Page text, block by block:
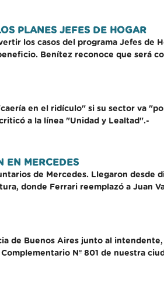
PLANES JEFES DE HOGAR
los casos del programa Jefes de
Benítez reconoce que será
en el ridículo" si su sector va
a la línea "Unidad y Lealtad".-
EN MERCEDES
de Mercedes. Llegaron desde
donde Ferrari reemplazó a Juan
de Buenos Aires junto al
Nº 801 de nuestra